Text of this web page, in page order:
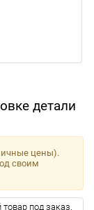
детали
цены).
своим
под заказ.